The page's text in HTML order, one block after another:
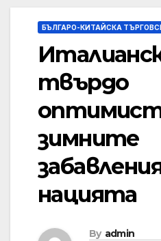
БЪЛГАРО-КИТАЙСКА
твърдо
зимните
нацията
By admin